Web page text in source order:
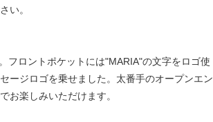
い。
フロントポケットには"MARIA"の文字をロゴ使
ージロゴを乗せました。太番手のオープンエン
お楽しみいただけます。